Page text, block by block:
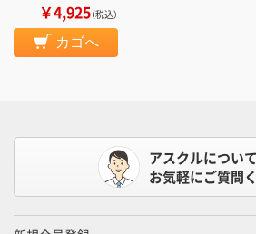
￥4,925（税込）
カゴへ
アスクルについて
お気軽にご質問